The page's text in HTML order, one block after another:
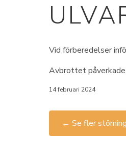
Vid förberedelser
Avbrottet påverkade
14 februari 2024
← Se fler